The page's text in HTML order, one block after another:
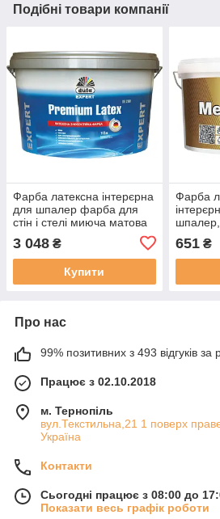
Подібні товари компанії
Фарба латексна інтерєрна
для шпалер фарба для
стін і стелі миюча матова
Premium Latex DЕ200 [10
л]
3 048 ₴
Купити
Фарба
шпалер,
651₴
Про нас
99% позитивних з 493 відгуків за
Працює з 02.10.2018
м. Тернопіль
вул.Текстильна,21 1 поверх
Україна
Контакти
Сьогодні працює з 08:00 до
Показати весь графік роботи